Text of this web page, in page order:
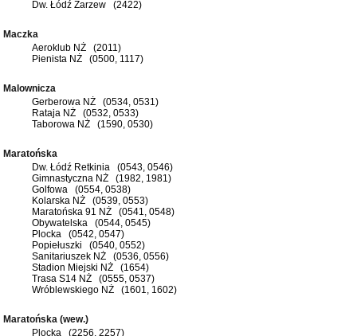
Dw. Łódź Zarzew (2422)
Maczka
Aeroklub NŻ (2011)
Pienista NŻ (0500, 1117)
Malownicza
Gerberowa NŻ (0534, 0531)
Rataja NŻ (0532, 0533)
Taborowa NŻ (1590, 0530)
Maratońska
Dw. Łódź Retkinia (0543, 0546)
Gimnastyczna NŻ (1982, 1981)
Golfowa (0554, 0538)
Kolarska NŻ (0539, 0553)
Maratońska 91 NŻ (0541, 0548)
Obywatelska (0544, 0545)
Plocka (0542, 0547)
Popiełuszki (0540, 0552)
Sanitariuszek NŻ (0536, 0556)
Stadion Miejski NŻ (1654)
Trasa S14 NŻ (0555, 0537)
Wróblewskiego NŻ (1601, 1602)
Maratońska (wew.)
Plocka (2256, 2257)